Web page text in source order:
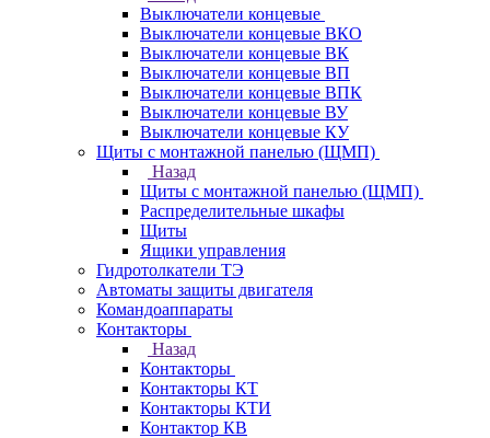
Выключатели концевые
Выключатели концевые ВКО
Выключатели концевые ВК
Выключатели концевые ВП
Выключатели концевые ВПК
Выключатели концевые ВУ
Выключатели концевые КУ
Щиты с монтажной панелью (ЩМП)
Назад
Щиты с монтажной панелью (ЩМП)
Распределительные шкафы
Щиты
Ящики управления
Гидротолкатели ТЭ
Автоматы защиты двигателя
Командоаппараты
Контакторы
Назад
Контакторы
Контакторы КТ
Контакторы КТИ
Контактор КВ